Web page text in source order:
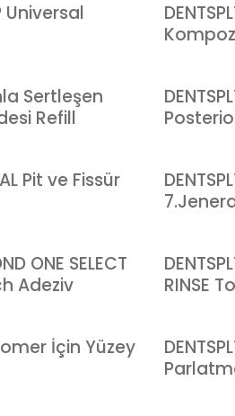
Universal
Sertleşen
Refill
Pit ve Fissür
ONE SELECT
Adeziv
RINSE
İçin Yüzey